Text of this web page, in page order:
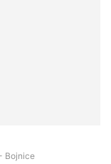
Bojnice